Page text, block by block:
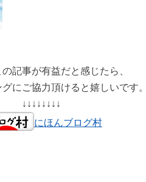
記事が有益だと感じたら、
にご協力頂けると嬉しいです。
↓↓↓↓↓↓↓↓
にほんブログ村